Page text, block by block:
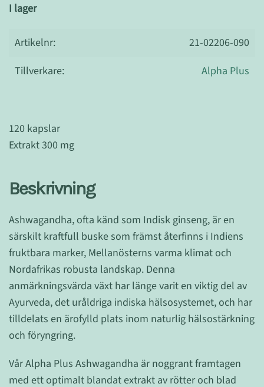
I lager
Artikelnr:
21-02206-090
Tillverkare:
Alpha Plus
120 kapslar
Extrakt 300 mg
Beskrivning
Ashwagandha, ofta känd som Indisk ginseng, är en
särskilt kraftfull buske som främst återfinns i Indiens
fruktbara marker, Mellanösterns varma klimat och
Nordafrikas robusta landskap. Denna
anmärkningsvärda växt har länge varit en viktig del av
Ayurveda, det uråldriga indiska hälsosystemet, och har
tilldelats en ärofylld plats inom naturlig hälsostärkning
och föryngring.
Vår Alpha Plus Ashwagandha är noggrant framtagen
med ett optimalt blandat extrakt av rötter och blad